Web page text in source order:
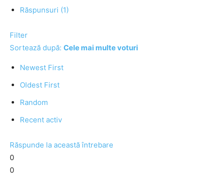
Răspunsuri (1)
Filter
Sortează după: Cele mai multe voturi
Newest First
Oldest First
Random
Recent activ
Răspunde la această întrebare
0
0